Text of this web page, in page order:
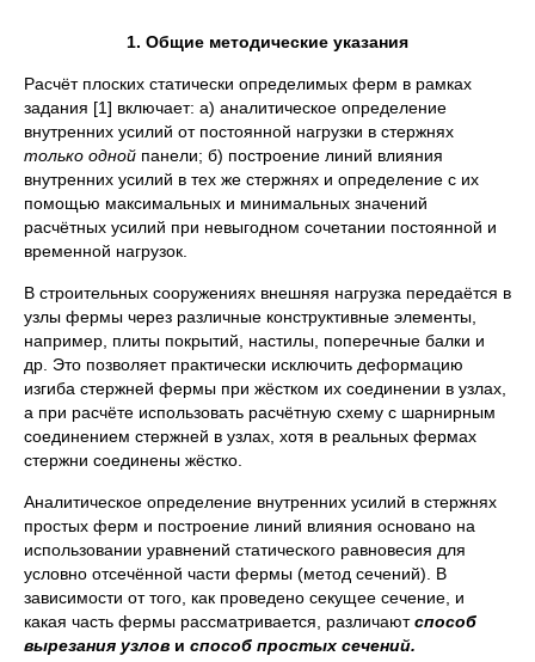
1. Общие методические указания
Расчёт плоских статически определимых ферм в рамках
задания [1] включает: а) аналитическое определение
внутренних усилий от постоянной нагрузки в стержнях
только одной панели; б) построение линий влияния
внутренних усилий в тех же стержнях и определение с их
помощью максимальных и минимальных значений
расчётных усилий при невыгодном сочетании постоянной и
временной нагрузок.
В строительных сооружениях внешняя нагрузка передаётся в
узлы фермы через различные конструктивные элементы,
например, плиты покрытий, настилы, поперечные балки и
др. Это позволяет практически исключить деформацию
изгиба стержней фермы при жёстком их соединении в узлах,
а при расчёте использовать расчётную схему с шарнирным
соединением стержней в узлах, хотя в реальных фермах
стержни соединены жёстко.
Аналитическое определение внутренних усилий в стержнях
простых ферм и построение линий влияния основано на
использовании уравнений статического равновесия для
условно отсечённой части фермы (метод сечений). В
зависимости от того, как проведено секущее сечение, и
какая часть фермы рассматривается, различаютспособ
вырезания узлов и способ простых сечений.